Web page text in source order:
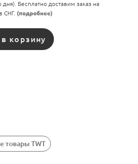
Бесплатно доставим заказ на
СНГ. (подробнее)
корзину
товары TWT